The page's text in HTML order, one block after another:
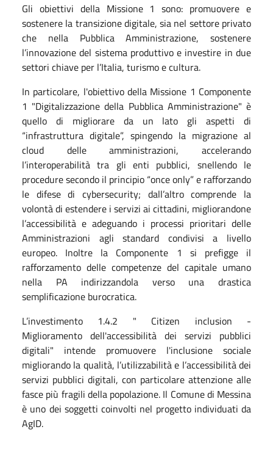
Gli obiettivi della Missione 1 sono: promuovere e
sostenere la transizione digitale, sia nel settore privato
che nella Pubblica Amministrazione, sostenere
l’innovazione del sistema produttivo e investire in due
settori chiave per l’Italia, turismo e cultura.
In particolare, l'obiettivo della Missione 1 Componente
1 "Digitalizzazione della Pubblica Amministrazione" è
quello di migliorare da un lato gli aspetti di
“infrastruttura digitale”, spingendo la migrazione al
cloud delle amministrazioni, accelerando
l’interoperabilità tra gli enti pubblici, snellendo le
procedure secondo il principio “once only” e rafforzando
le difese di cybersecurity; dall’altro comprende la
volontà di estendere i servizi ai cittadini, migliorandone
l’accessibilità e adeguando i processi prioritari delle
Amministrazioni agli standard condivisi a livello
europeo. Inoltre la Componente 1 si prefigge il
rafforzamento delle competenze del capitale umano
nella PA indirizzandola verso una drastica
semplificazione burocratica.
L’investimento 1.4.2 " Citizen inclusion -
Miglioramento dell'accessibilità dei servizi pubblici
digitali" intende promuovere l'inclusione sociale
migliorando la qualità, l’utilizzabilità e l’accessibilità dei
servizi pubblici digitali, con particolare attenzione alle
fasce più fragili della popolazione. Il Comune di Messina
è uno dei soggetti coinvolti nel progetto individuati da
AgID.